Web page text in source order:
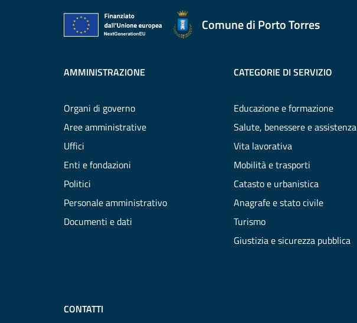
Comune di Porto Torres
AMMINISTRAZIONE
Organi di governo
Aree amministrative
Uffici
Enti e fondazioni
Politici
Personale amministrativo
Documenti e dati
CATEGORIE DI SERVIZIO
Educazione e formazione
Salute, benessere e assistenza
Vita lavorativa
Mobilità e trasporti
Catasto e urbanistica
Anagrafe e stato civile
Turismo
Giustizia e sicurezza pubblica
CONTATTI